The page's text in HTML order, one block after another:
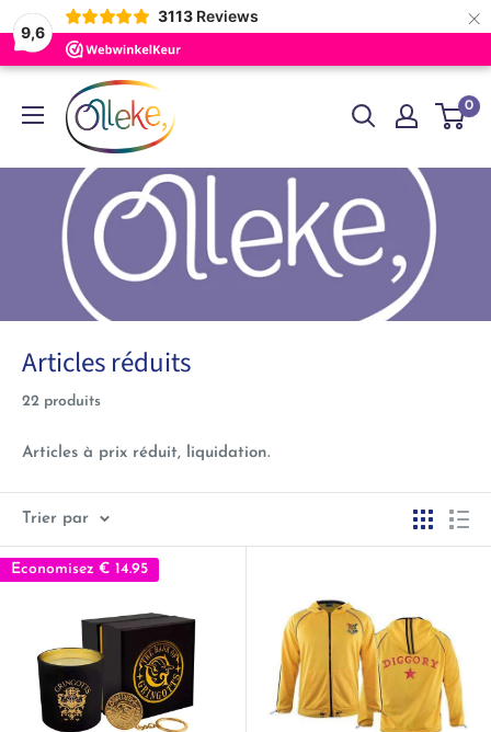
9,6
3113 Reviews ×
Olleke
Wizarding
Shop
Amsterdam
0
Articles réduits
22 produits
Articles à prix réduit, liquidation.
Trier par
Economisez € 14.95